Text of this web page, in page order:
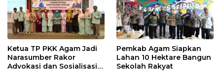
Ketua TP PKK Agam Jadi
Narasumber Rakor
Advokasi dan Sosialisasi
Pemkab Agam Siapkan
Lahan 10 Hektare Bangun
Sekolah Rakyat